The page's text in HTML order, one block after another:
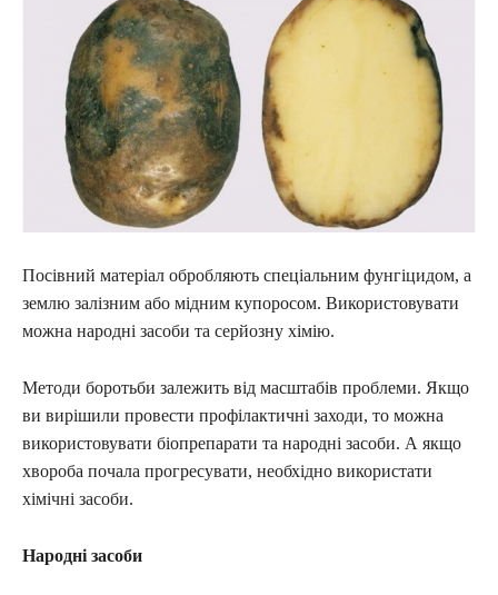
Посівний матеріал обробляють спеціальним фунгіцидом, а
землю залізним або мідним купоросом. Використовувати
можна народні засоби та серйозну хімію.
Методи боротьби залежить від масштабів проблеми. Якщо
ви вирішили провести профілактичні заходи, то можна
використовувати біопрепарати та народні засоби. А якщо
хвороба почала прогресувати, необхідно використати
хімічні засоби.
Народні засоби